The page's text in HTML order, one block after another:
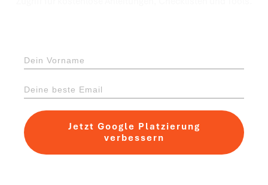
Jetzt Google Platzierung
verbessern